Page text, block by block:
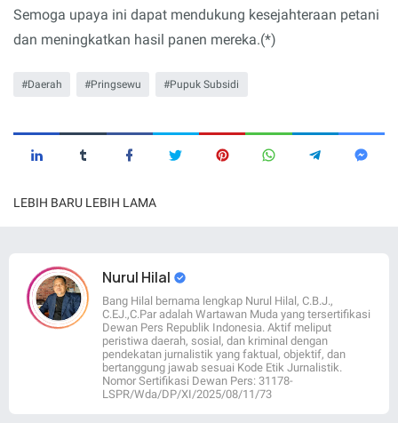
Semoga upaya ini dapat mendukung kesejahteraan petani
dan meningkatkan hasil panen mereka.(*)
Daerah Pringsewu Pupuk Subsidi
LEBIH BARU LEBIH LAMA
Nurul Hilal
Bang Hilal bernama lengkap Nurul Hilal, C.B.J.,
C.EJ.,C.Par adalah Wartawan Muda yang tersertifikasi
Dewan Pers Republik Indonesia. Aktif meliput
peristiwa daerah, sosial, dan kriminal dengan
pendekatan jurnalistik yang faktual, objektif, dan
bertanggung jawab sesuai Kode Etik Jurnalistik.
Nomor Sertifikasi Dewan Pers: 31178-
LSPR/Wda/DP/XI/2025/08/11/73